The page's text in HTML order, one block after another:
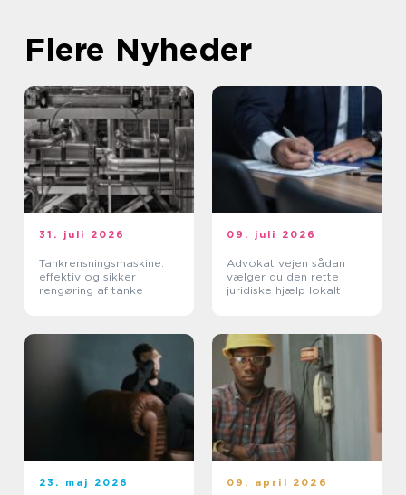
Flere Nyheder
31. juli 2026
Tankrensningsmaskine:
effektiv og sikker
rengøring af tanke
09. juli 2026
Advokat vejen sådan
vælger du den rette
juridiske hjælp lokalt
23. maj 2026 09. april 2026